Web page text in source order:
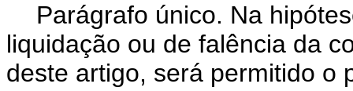
Parágrafo único. Na
liquidação ou de falência da
deste artigo, será permitido o